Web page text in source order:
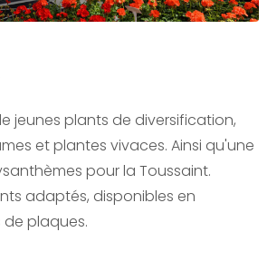
jeunes plants de diversification,
et plantes vivaces. Ainsi qu'une
pour la Toussaint.
adaptés, disponibles en
plaques.